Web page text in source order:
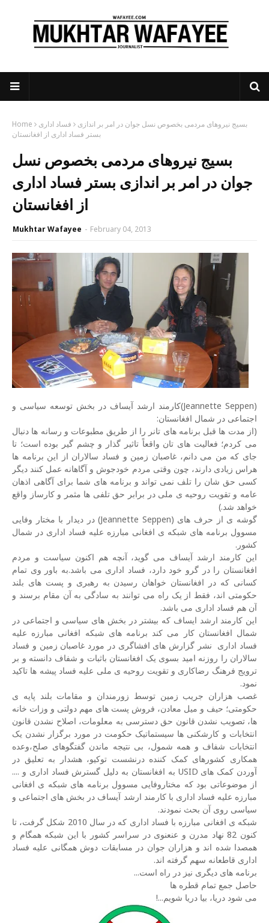
Home فساد اداری
بسیج نیروهای مردمی بخصوص نسل جوان در امر بر اندازی
بستر فساد اداری از افغانستان
بسیج نیروهای مردمی بخصوص نسل
جوان در امر بر اندازی بستر فساد اداری
از افغانستان
Mukhtar Wafayee - February 04, 2013
(Jeannette Seppen)کارمند ارشد آیساف در بخش توسعه سیاسی و
اجتماعی در شمال افغانستان:
(از مدت ها قبل برنامه های تانر را از طریق مطبوعات و رسانه ها دنبال
می کردم؛ فعالیت های تان واقعاً تاثیر گذار و چشم گیر بوده است؛ تا
جای که من می دانم، غاصبان زمین و فساد سالاران از این برنامه ها
هراس زیادی دارند، چون وقتی مردم خودجوش و آگاهانه عمل کنند دیگر
کسی حق شان را تلف نمی تواند و برنامه های شما برای آگاهی اذهان
عامه و تقویت روحیه ی ملی در برابر حق تلفی ها مثمر و کارساز واقع
خواهد شد.)
گوشه ی از حرف های (Jeannette Seppen) در دیدار با مختار وفایی
مسوول برنامه های شبکه ی افغانی مبارزه علیه فساد اداری در شمال
کشور.
این کارمند ارشد آیساف می گوید، آنچه هم اکنون سیاست و مردم
افغانستان را در گرو خود دارد، فساد اداری می باشد.به باور وی تمام
کسانی که در افغانستان خواهان رسیدن به رهبری و پست های بلند
حکومتی اند، فقط از یک راه می توانند به سادگی به آن مقام برسند و
آن هم فساد اداری می باشد.
این کارمند ارشد ایساف که بیشتر در بخش های سیاسی و اجتماعی در
شمال افغانستان کار می کند برنامه های شبکه افغانی مبارزه علیه
فساد اداری نشر گزارش های افشاگری در مورد غاصبان زمین و فساد
سالاران را روزنه امید بسوی یک افغانستان باثبات و شفاف دانسته و بر
ترویج فرهنگ رضاکاری و تقویت روحیه ی ملی علیه فساد پیشه ها تاکید
نمود.
غصب هزاران جریب زمین توسط زورمندان و مقامات بلند پایه ی
حکومتی؛ حیف و میل معادن، فروش پست های مهم دولتی و وزات خانه
ها، تصویب نشدن قانون حق دسترسی به معلومات، اصلاح نشدن قانون
انتخابات و کارشکنی ها سیستماتیک حکومت در مورد برگزار نشدن یک
انتخابات شفاف و همه شمول، بی نتیجه ماندن گفتگوهای صلح،وعده
همکاری کشورهای کمک کننده درنشست توکیو، هشدار به تعلیق در
آوردن کمک های USID به افغانستان به دلیل گسترش فساد اداری و ....
از موضوعاتی بود که مختاروفایی مسوول برنامه های شبکه ی افغانی
مبارزه علیه فساد اداری با کارمند ارشد آیساف در بخش های اجتماعی و
سیاسی روی آن بحث نمودند.
شبکه ی افغانی مبارزه با فساد اداری که در سال 2010 شکل گرفت، تا
کنون 82 نهاد مدرن و عنعنوی در سراسر کشور با این شبکه همگام و
همصدا شده اند و هزاران جوان در مسابقات دوش همگانی علیه فساد
اداری قاطعانه سهم گرفته اند.
برنامه های دیگری نیز در راه است...
حاصل جمع تمام قطره ها
می شود دریا، بیا دریا شویم...!